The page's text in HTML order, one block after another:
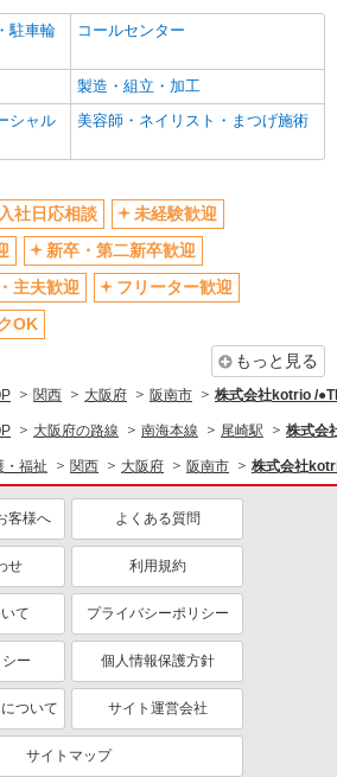
ボーナス・賞与あり
禁煙・分煙
車通勤OK
産休・育休取得実績あり
各種手当（家族・役職・インセン
ティブなど）あり
医療・介護・福祉
ミドル（40代～）活躍中
車通勤OK
社会保険あり
駐車輪
コールセンター
製造・組立・加工
シャル
美容師・ネイリスト・まつげ施術
入社日応相談
未経験歓迎
新卒・第二新卒歓迎
主夫歓迎
フリーター歓迎
OK
もっと見る
関西 大阪府 阪南市 株式会社kotrio /
大阪府の路線 南海本線 尾崎駅 株式会
・福祉 関西 大阪府 阪南市 株式会社
客様へ よくある質問
せ 利用規約
て プライバシーポリシー
ー 個人情報保護方針
ついて サイト運営会社
サイトマップ